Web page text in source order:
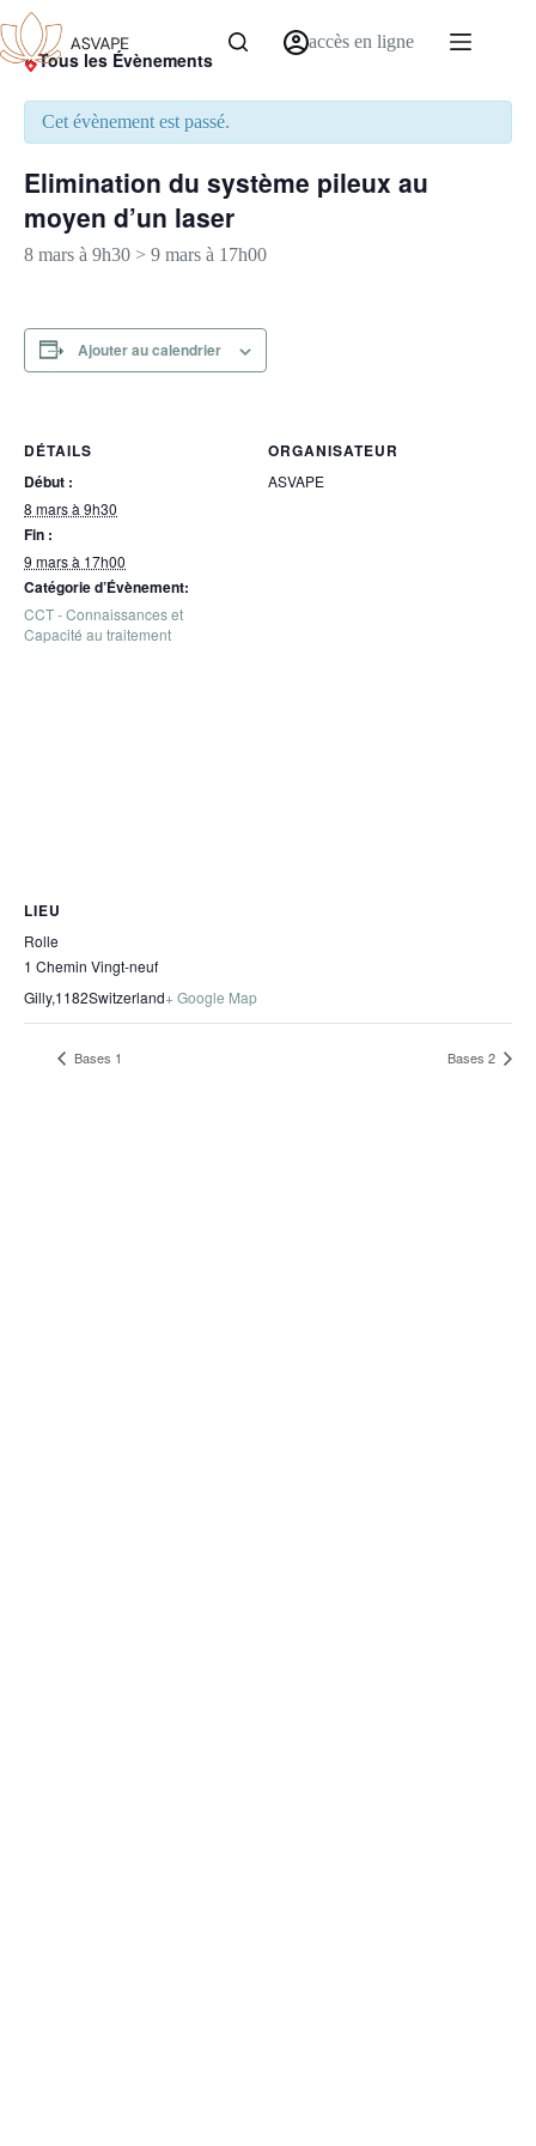
accès en ligne
« Tous les Évènements
Cet évènement est passé.
Elimination du système pileux au
moyen d’un laser
8 mars à 9h30 > 9 mars à 17h00
Ajouter au calendrier
DÉTAILS
Début :
8 mars à 9h30
Fin :
9 mars à 17h00
Catégorie d’Évènement:
CCT - Connaissances et
Capacité au traitement
ORGANISATEUR
ASVAPE
LIEU
Rolle
1 Chemin Vingt-neuf
Gilly,1182Switzerland+ Google Map
Bases 1 Bases 2